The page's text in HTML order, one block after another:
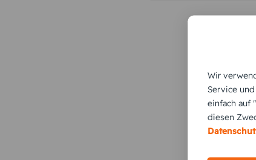
Wir
Service
einfach auf
diesen